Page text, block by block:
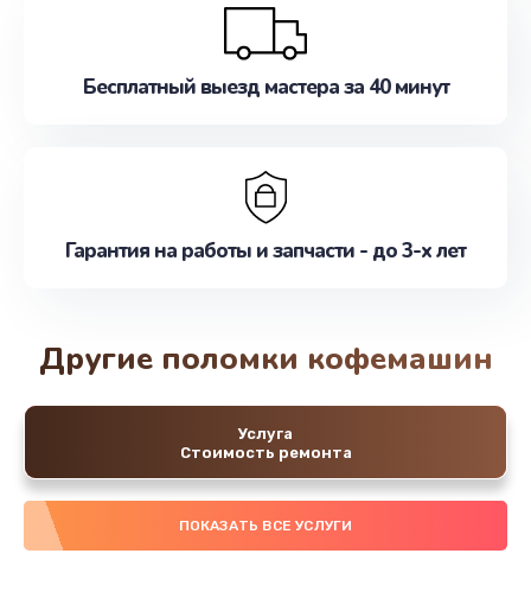
Бесплатный выезд мастера за 40 минут
Гарантия на работы и запчасти - до 3-х лет
Другие поломки кофемашин
Услуга
Стоимость ремонта
ПОКАЗАТЬ ВСЕ УСЛУГИ